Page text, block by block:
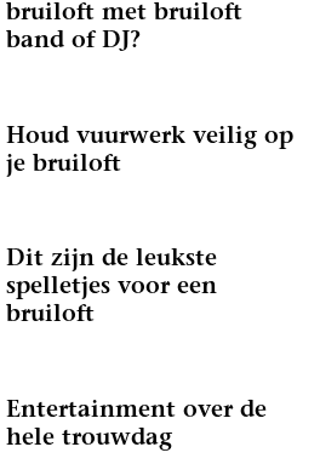
bruiloft met bruiloft
band of DJ?
Houd vuurwerk veilig op
je bruiloft
Dit zijn de leukste
spelletjes voor een
bruiloft
Entertainment over de
hele trouwdag